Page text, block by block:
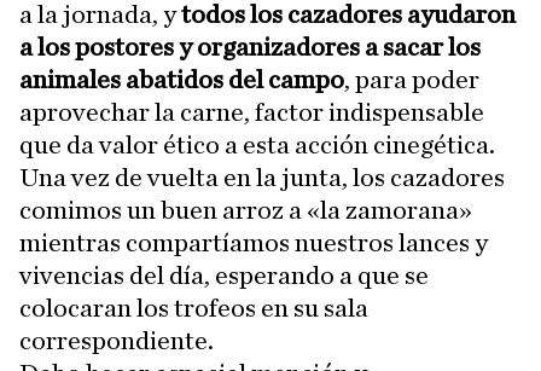
a la jornada, ytodos los cazadores ayudaron
a los postores y organizadores a sacar los
animales abatidos del campo, para poder
aprovechar la carne, factor indispensable
que da valor ético a esta acción cinegética.
Una vez de vuelta en la junta, los cazadores
comimos un buen arroz a «la zamorana»
mientras compartíamos nuestros lances y
vivencias del día, esperando a que se
colocaran los trofeos en su sala
correspondiente.